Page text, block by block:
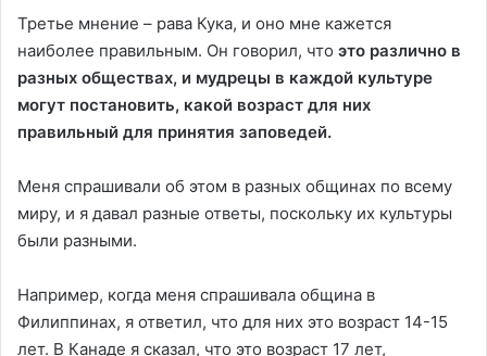
Третье мнение – рава Кука, и оно мне кажется
наиболее правильным. Он говорил, чтоэто различно в
разных обществах, и мудрецы в каждой культуре
могут постановить, какой возраст для них
правильный для принятия заповедей.
Меня спрашивали об этом в разных общинах по всему
миру, и я давал разные ответы, поскольку их культуры
были разными.
Например, когда меня спрашивала община в
Филиппинах, я ответил, что для них это возраст 14-15
лет. В Канаде я сказал, что это возраст 17 лет,